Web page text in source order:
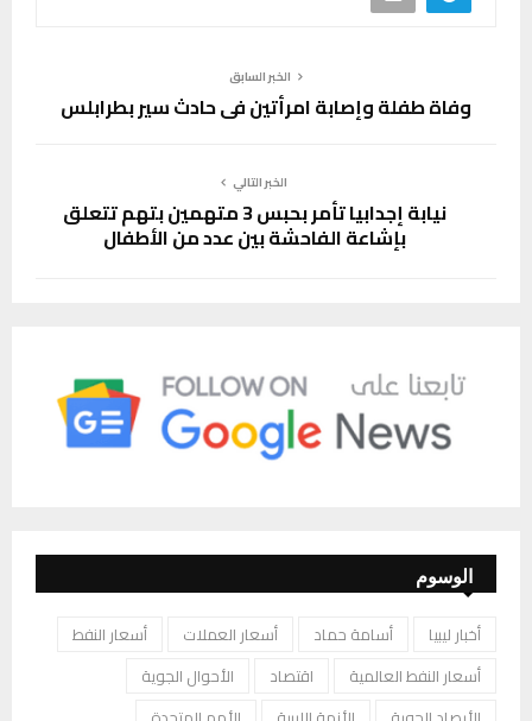
الخبر السابق
وفاة طفلة وإصابة امرأتين في حادث سير بطرابلس
الخبر التالي
نيابة إجدابيا تأمر بحبس 3 متهمين بتهم تتعلق
بإشاعة الفاحشة بين عدد من الأطفال
الوسوم
أخبار ليبيا أسامة حماد أسعار العملات
أسعار النفط
أسعار النفط العالمية
اقتصاد
الأحوال الجوية